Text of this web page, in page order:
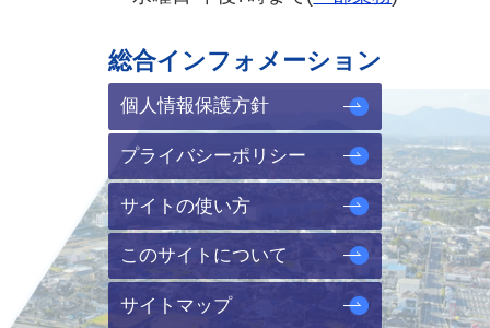
総合インフォメーション
個人情報保護方針
プライバシーポリシー
サイトの使い方
このサイトについて
サイトマップ